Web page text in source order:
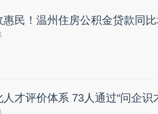
惠民！温州住房公积金贷款同
人才评价体系 73人通过“问企识